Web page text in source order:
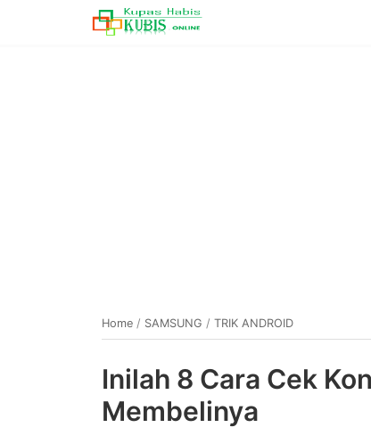
Home / SAMSUNG / TRIK ANDROID
Inilah 8 Cara Cek
Membelinya